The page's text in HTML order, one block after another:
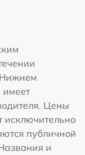
Нижнем
имеет
Цены
исключительно
публичной
и